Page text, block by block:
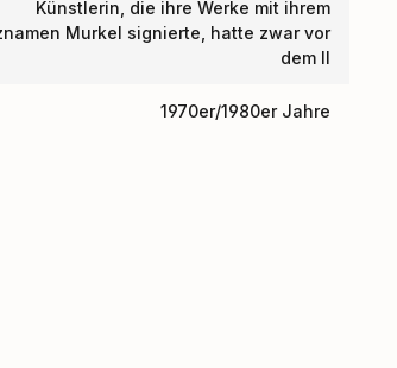
Künstlerin, die ihre Werke mit ihrem
Murkel signierte, hatte zwar vor
dem II
1970er/1980er Jahre